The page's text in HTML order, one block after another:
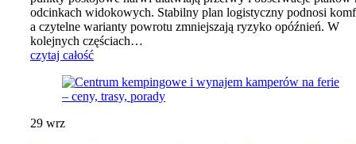
odcinkach widokowych. Stabilny plan logistyczny podnosi
a czytelne warianty powrotu zmniejszają ryzyko opóźnień. W
kolejnych częściach…
czytaj całość
29 wrz